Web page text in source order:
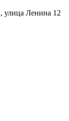
улица Ленина 12